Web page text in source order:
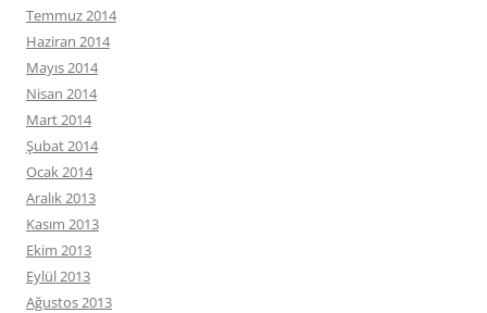
Temmuz 2014
Haziran 2014
Mayıs 2014
Nisan 2014
Mart 2014
Şubat 2014
Ocak 2014
Aralık 2013
Kasım 2013
Ekim 2013
Eylül 2013
Ağustos 2013